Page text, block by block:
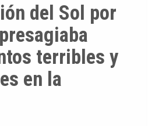
del Sol por
terribles y
en la